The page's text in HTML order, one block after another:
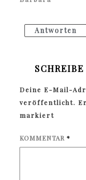
Antworten
Deine E-Mail-
veröffentlicht.
markiert
KOMMENTAR *